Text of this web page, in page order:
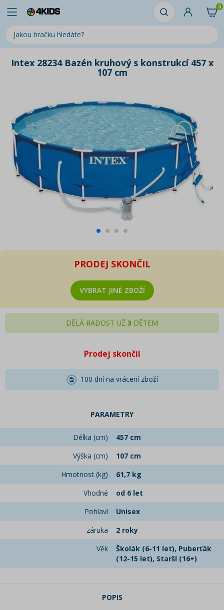
0
Intex 28234 Bazén kruhový s konstrukcí 457 x
107 cm
PRODEJ SKONČIL
VYBRAT JINÉ ZBOŽÍ
DĚLÁ RADOST UŽ 3 DĚTEM
Prodej skončil
100 dní na vrácení zboží
PARAMETRY
Délka (cm)
457 cm
Výška (cm)
107 cm
Hmotnost (kg)
61,7 kg
Vhodné
od 6 let
Pohlaví
Unisex
záruka
2 roky
Věk
Školák (6-11 let), Puberťák
(12-15 let), Starší (16+)
POPIS